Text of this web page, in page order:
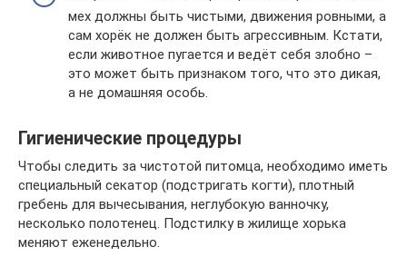
мех должны быть чистыми, движения ровными, а
сам хорёк не должен быть агрессивным. Кстати,
если животное пугается и ведёт себя злобно –
это может быть признаком того, что это дикая,
а не домашняя особь.
Гигиенические процедуры
Чтобы следить за чистотой питомца, необходимо иметь
специальный секатор (подстригать когти), плотный
гребень для вычесывания, неглубокую ванночку,
несколько полотенец. Подстилку в жилище хорька
меняют еженедельно.